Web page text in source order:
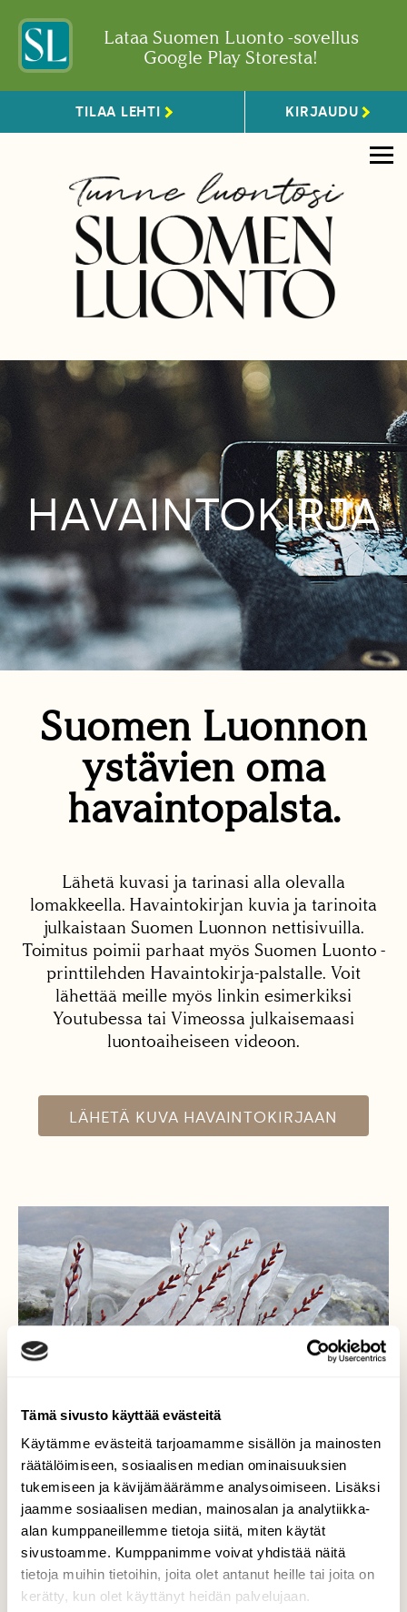
Tämä sivusto käyttää evästeitä
Käytämme evästeitä tarjoamamme sisällön ja mainosten
räätälöimiseen, sosiaalisen median ominaisuuksien
tukemiseen ja kävijämäärämme analysoimiseen. Lisäksi
jaamme sosiaalisen median, mainosalan ja analytiikka-
alan kumppaneillemme tietoja siitä, miten käytät
sivustoamme. Kumppanimme voivat yhdistää näitä
tietoja muihin tietoihin, joita olet antanut heille tai joita on
kerätty, kun olet käyttänyt heidän palvelujaan.
Lataa Suomen Luonto -sovellus
Google Play Storesta!
TILAA LEHTI KIRJAUDU
HAVAINTOKIRJA
Suomen Luonnon
ystävien oma
havaintopalsta.
Lähetä kuvasi ja tarinasi alla olevalla
lomakkeella. Havaintokirjan kuvia ja tarinoita
julkaistaan Suomen Luonnon nettisivuilla.
Toimitus poimii parhaat myös Suomen Luonto -
printtilehden Havaintokirja-palstalle. Voit
lähettää meille myös linkin esimerkiksi
Youtubessa tai Vimeossa julkaisemaasi
luontoaiheiseen videoon.
LÄHETÄ KUVA HAVAINTOKIRJAAN
Jään vangitsemat